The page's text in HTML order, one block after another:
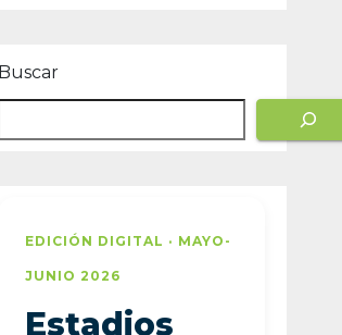
Buscar
EDICIÓN DIGITAL · MAYO-
JUNIO 2026
Estadios